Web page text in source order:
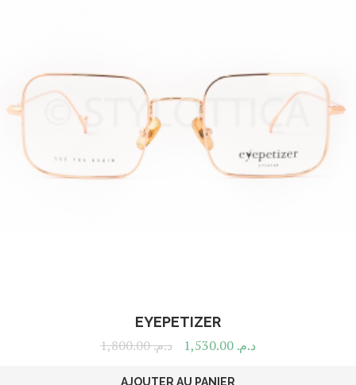
EYEPETIZER
د.م.1,800.00 د.م.
AJOUTER AU PANIER